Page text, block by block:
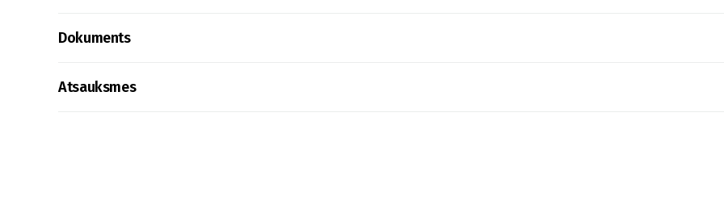
Dokuments
Atsauksmes